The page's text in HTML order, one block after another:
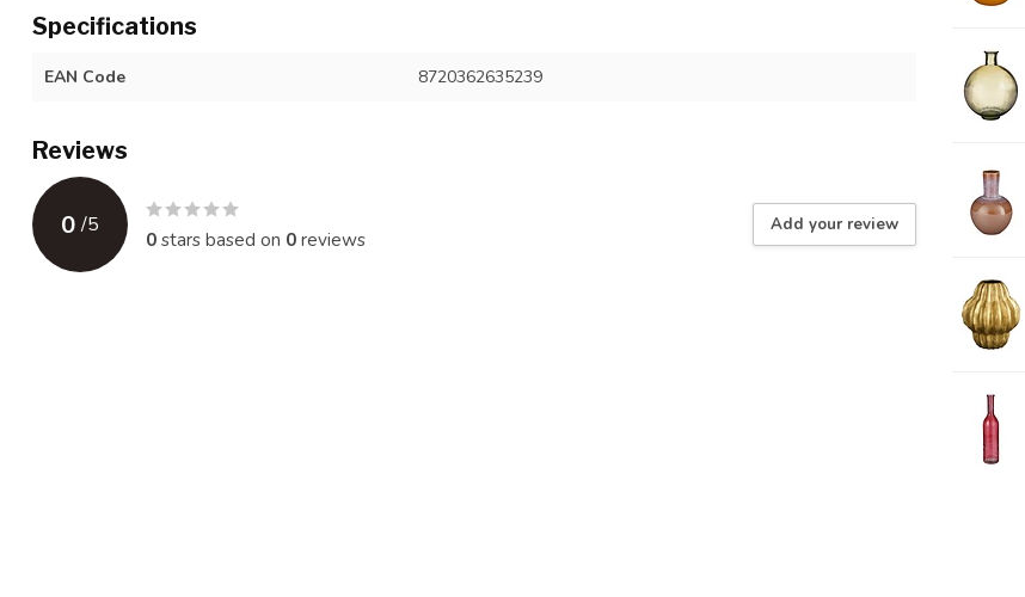
Specifications
EAN Code 8720362635239
Reviews
0 /5
0stars based on 0reviews
Add your review